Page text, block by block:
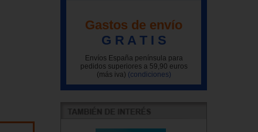
Gastos de envío
G R A T I S
Envíos España península para
pedidos superiores a 59,90 euros
(más iva) (condiciones)